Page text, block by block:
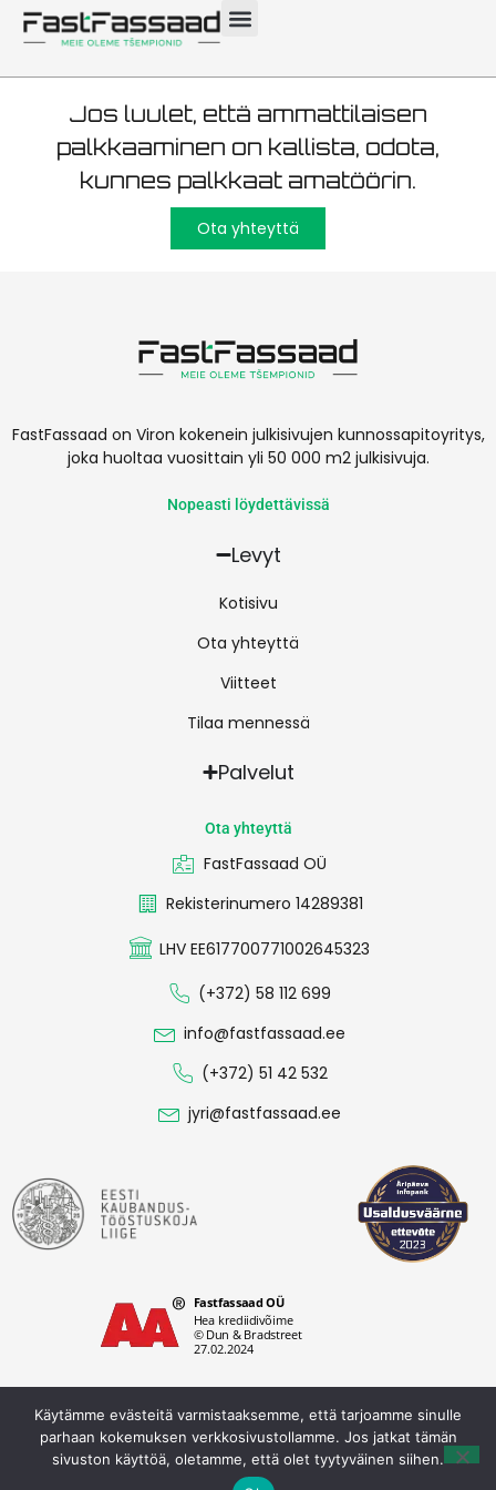
rappaus 6000 m²
Jos luulet, että ammattilaisen
palkkaaminen on kallista, odota,
kunnes palkkaat amatöörin.
Ota yhteyttä
FastFassaad on Viron kokenein julkisivujen kunnossapitoyritys,
joka huoltaa vuosittain yli 50 000 m2 julkisivuja.
Nopeasti löydettävissä
Levyt
Kotisivu
Ota yhteyttä
Viitteet
Tilaa mennessä
Palvelut
Ota yhteyttä
FastFassaad OÜ
Rekisterinumero 14289381
LHV EE617700771002645323
(+372) 58 112 699
info@fastfassaad.ee
(+372) 51 42 532
jyri@fastfassaad.ee
Tietosuojakäytäntö
Fastfassaad OÜ © 2026. Kaikki oikeudet pidätetään.
Käytämme evästeitä varmistaaksemme, että tarjoamme sinulle
parhaan kokemuksen verkkosivustollamme. Jos jatkat tämän
sivuston käyttöä, oletamme, että olet tyytyväinen siihen.